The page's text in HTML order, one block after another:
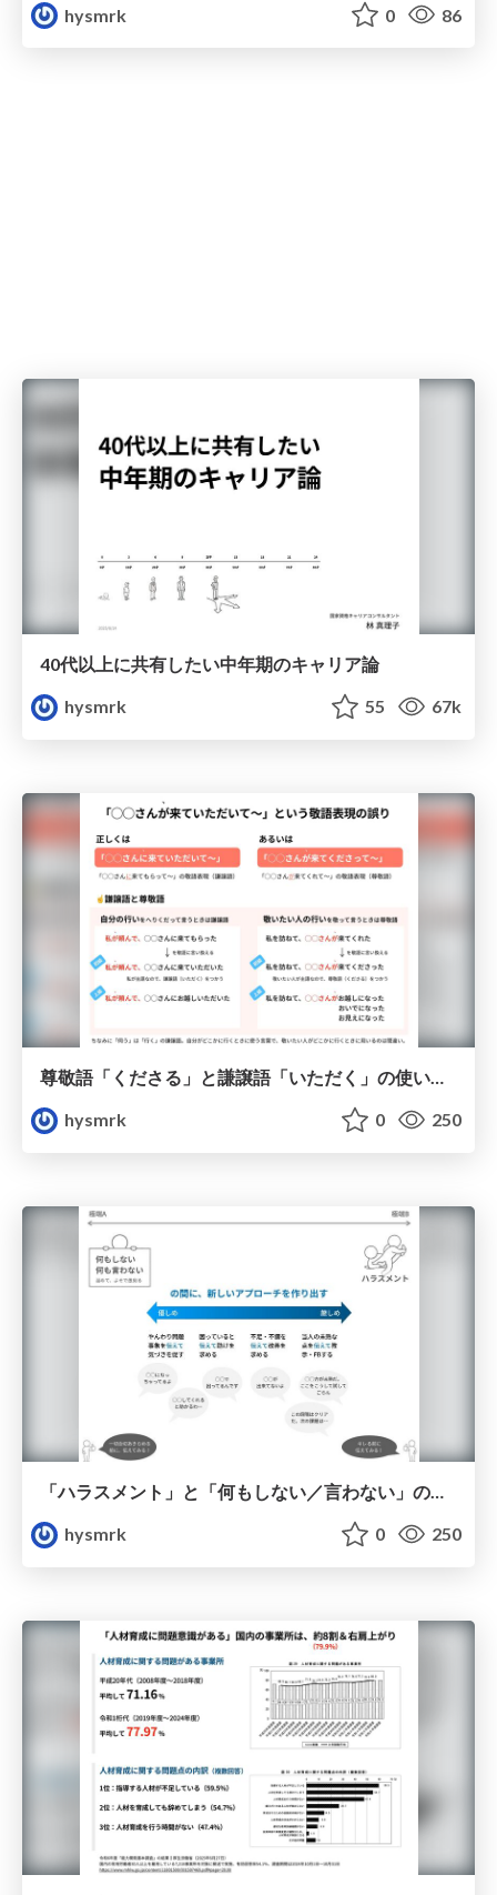
hysmrk 0 86
40代以上に共有したい中年期のキャリア論
hysmrk
55 67k
尊敬語「くださる」と謙譲語「いただく」の使い分け
hysmrk
0 250
hysmrk
0 250